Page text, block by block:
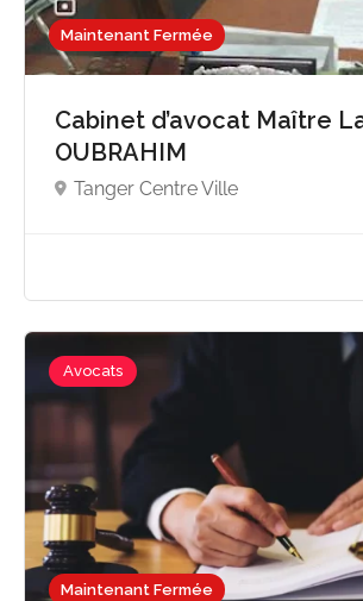
Maintenant Fermée
Cabinet d’avocat Maître
OUBRAHIM
Tanger Centre Ville
Maintenant Fermée
Avocats